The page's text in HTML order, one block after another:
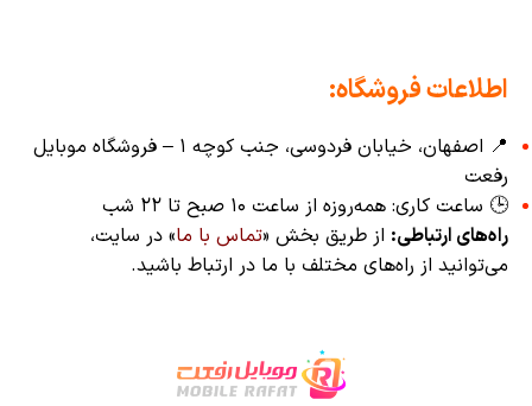
اطلاعات فروشگاه:
📍 اصفهان، خیابان فردوسی، جنب کوچه ۱ – فروشگاه موبایل
رفعت
🕒 ساعت کاری: همه‌روزه از ساعت ۱۰ صبح تا ۲۲ شب
راه‌های ارتباطی: از طریق بخش «تماس با ما» در سایت،
می‌توانید از راه‌های مختلف با ما در ارتباط باشید.